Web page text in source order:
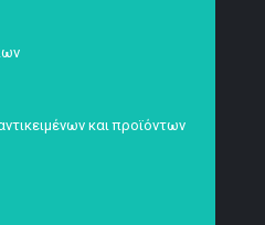
και προϊόντων